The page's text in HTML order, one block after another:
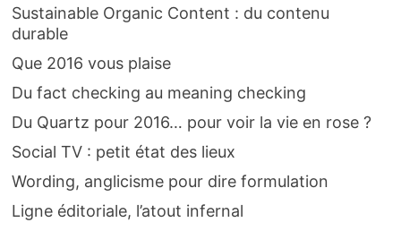
Sustainable Organic Content : du contenu
durable
Que 2016 vous plaise
Du fact checking au meaning checking
Du Quartz pour 2016… pour voir la vie en rose ?
Social TV : petit état des lieux
Wording, anglicisme pour dire formulation
Ligne éditoriale, l’atout infernal